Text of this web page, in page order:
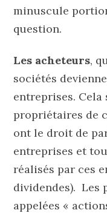
minuscule
question.
Les acheteurs,
sociétés
entreprises. Cela
propriétaires de
ont le droit de
entreprises et
réalisés par ces
dividendes). Les
appelées «